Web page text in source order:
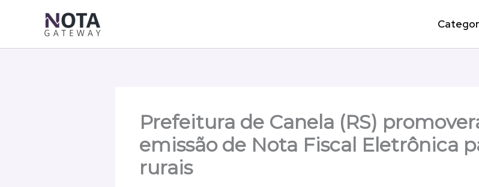
Prefeitura de Canela (RS)
emissão de Nota Fiscal Eletrônica
rurais